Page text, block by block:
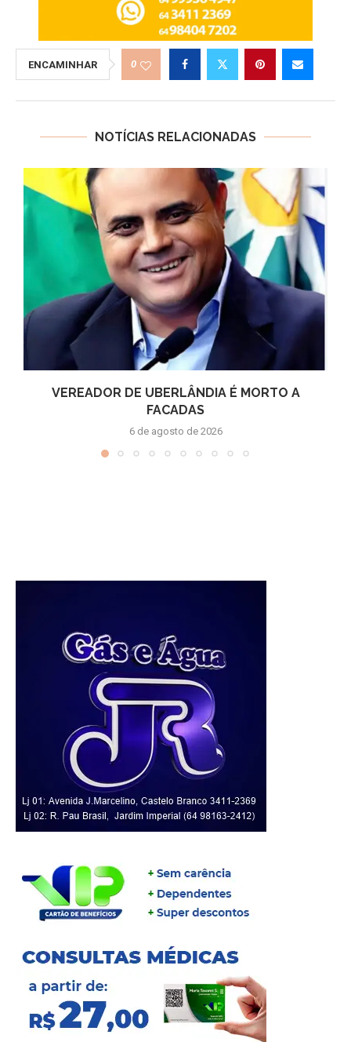
ENCAMINHAR 0
NOTÍCIAS RELACIONADAS
VEREADOR DE UBERLÂNDIA É MORTO A
FACADAS
6 de agosto de 2026